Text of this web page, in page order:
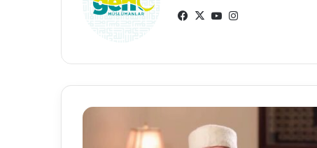
Fa
ok
X
Yo
e
m
H